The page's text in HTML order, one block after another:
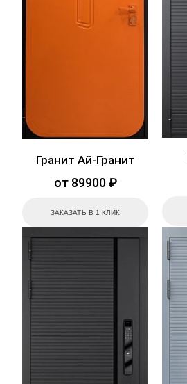
Гранит Ай-Гранит
от 89900 ₽
ЗАКАЗАТЬ В 1 КЛИК